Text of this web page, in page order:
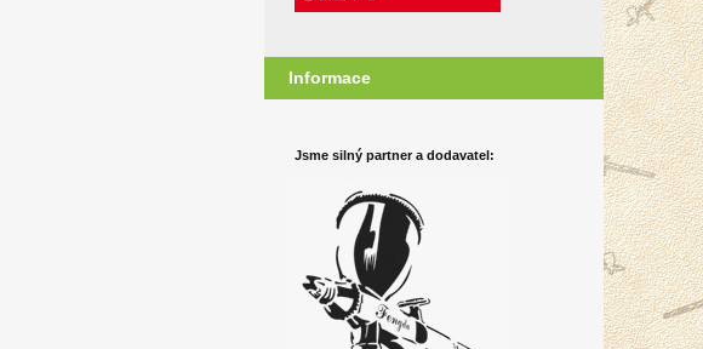
Informace
Jsme silný partner a dodavatel: